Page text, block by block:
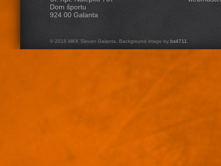
Dom športu
924 00 Galanta
© 2016 MKK Slovan Galanta. Background image by bs4711